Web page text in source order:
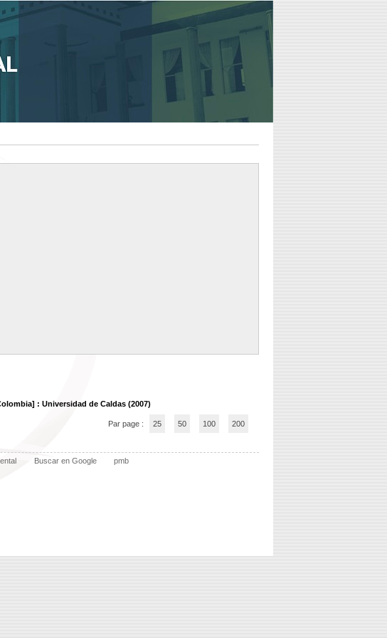
: Universidad de Caldas (2007)
Par page : 25 50 100 200
Buscar en Google pmb